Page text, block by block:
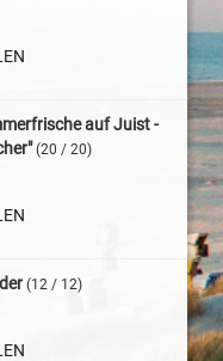
auf Juist -
(20 / 20)
(12 / 12)